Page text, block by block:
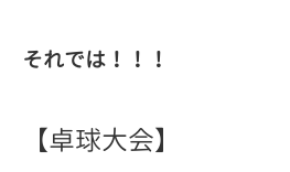
それでは！！！
【卓球大会】